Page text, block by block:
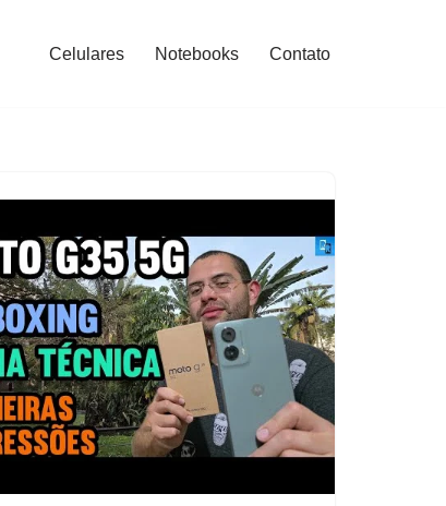
Celulares Notebooks Contato